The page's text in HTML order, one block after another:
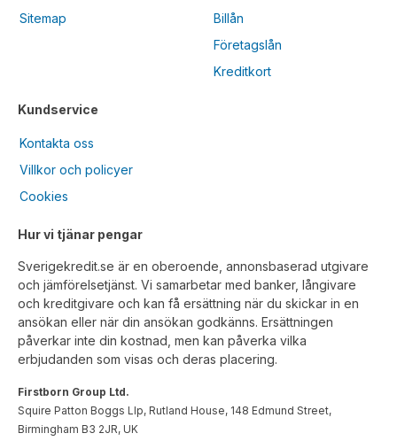
Sitemap
Kundservice
Kontakta oss
Villkor och policyer
Cookies
Billån
Företagslån
Kreditkort
Hur vi tjänar pengar
Sverigekredit.se är en oberoende, annonsbaserad utgivare
och jämförelsetjänst. Vi samarbetar med banker, långivare
och kreditgivare och kan få ersättning när du skickar in en
ansökan eller när din ansökan godkänns. Ersättningen
påverkar inte din kostnad, men kan påverka vilka
erbjudanden som visas och deras placering.
Firstborn Group Ltd.
Squire Patton Boggs Llp, Rutland House, 148 Edmund Street,
Birmingham B3 2JR, UK